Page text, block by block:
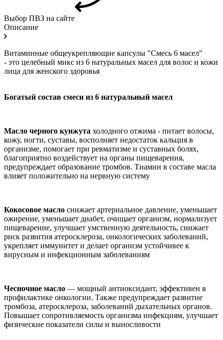
Выбор ПВЗ на сайте
Описание
Витаминные общеукрепляющие капсулы "Смесь 6 масел"
- это целебный микс из 6 натуральных масел для волос и кожи
лица для женского здоровья
Богатый состав смеси из 6 натуральный масел
Масло черного кунжута холодного отжима - питает волосы,
кожу, ногти, суставы, восполняет недостаток кальция в
организме, помогает при ревматизме и суставных болях,
благоприятно воздействует на органы пищеварения,
предупреждает образование тромбов. Тиамин в составе масла
влияет положительно на нервную систему
Кокосовое масло снижает артериальное давление, уменьшает
ожирение, уменьшает диабет, очищает организм, нормализует
пищеварение, улучшает умственную деятельность, снижает
риск развития атеросклероза, онкологических заболеваний,
укрепляет иммунитет и делает организм устойчивее к
вирусным и инфекционным заболеваниям
Чесночное масло — мощный антиоксидант, эффективен в
профилактике онкологии. Также предупреждает развитие
тромбоза, атеросклероза, заболеваний дыхательных органов.
Повышает сопротивляемость организма инфекциям, улучшает
физические показатели силы и выносливости